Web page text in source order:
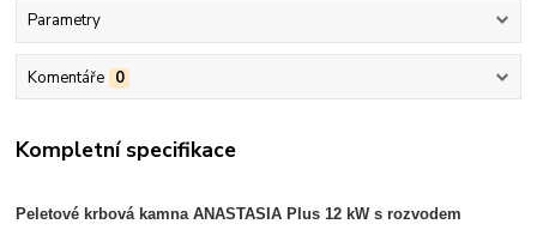
Parametry
Komentáře 0
Kompletní specifikace
Peletové krbová kamna ANASTASIA Plus 12 kW s rozvodem